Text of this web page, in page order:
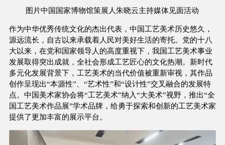
图片中国国家博物馆策展人朱晓云主持媒体见面活动
作为中华优秀传统文化的杰出代表，中国工艺美术历史悠久，
源远流长，自古以来承载着人民对美好生活的寄托。党的十八
大以来，在党和国家领导人的高度重视下，我国工艺美术事业
发展取得突出成就，全社会形成工艺匠心的文化热潮。新时代
多元化发展背景下，工艺美术的当代价值被重新审视，其作品
创作呈现出“本源性”、“艺术性”和“设计性”交叉融合的发展特
点。中国美术家协会将“工艺美术”纳入“大美术”视野，推出“全
国工艺美术作品展”学术品牌，给勇于探索和创新的工艺美术家
提供了更加丰富的展示平台。